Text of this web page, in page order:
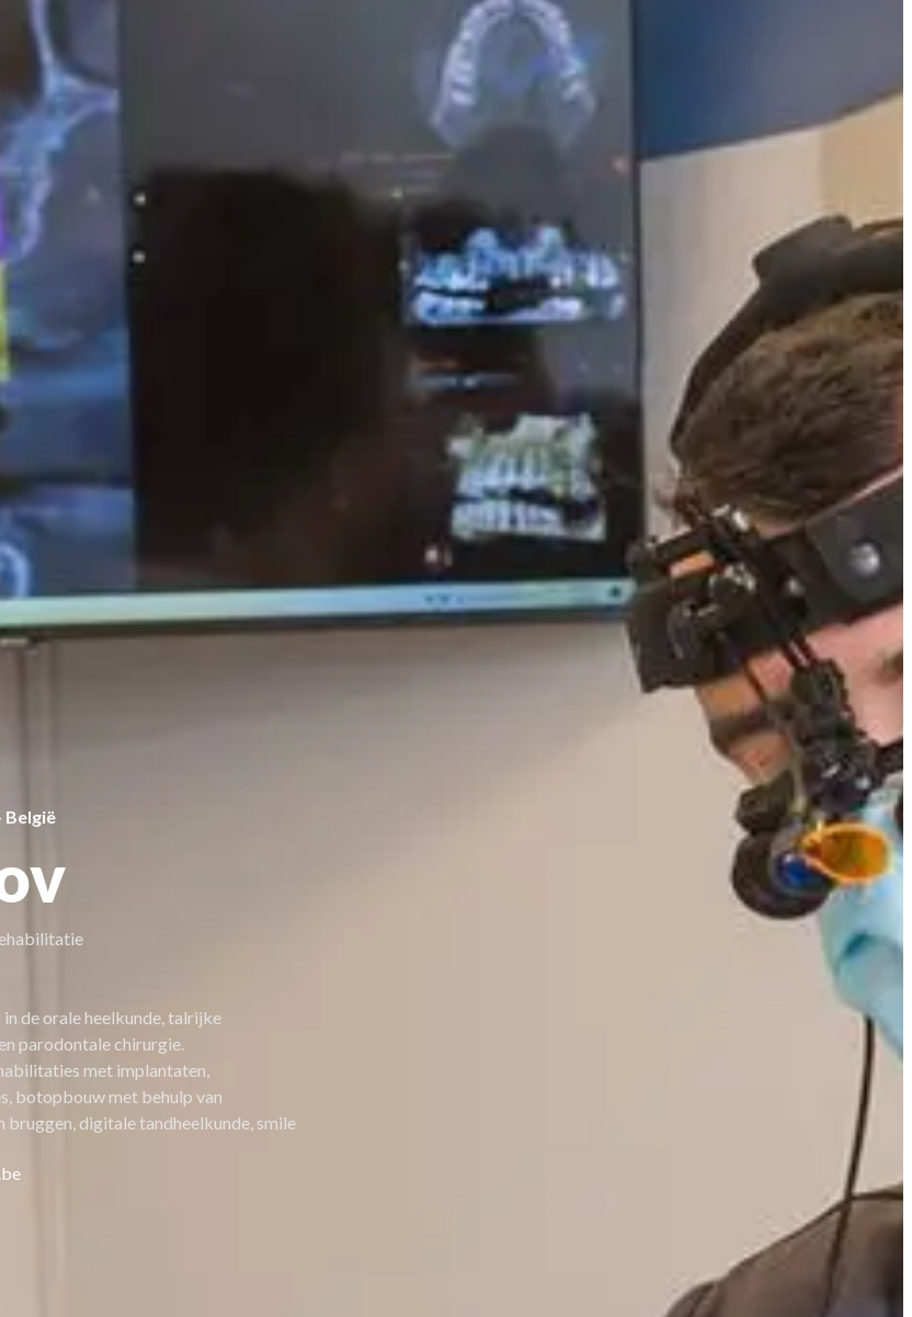
België
de orale heelkunde, talrijke
parodontale chirurgie.
met implantaten,
botopbouw met behulp van
digitale tandheelkunde, smile